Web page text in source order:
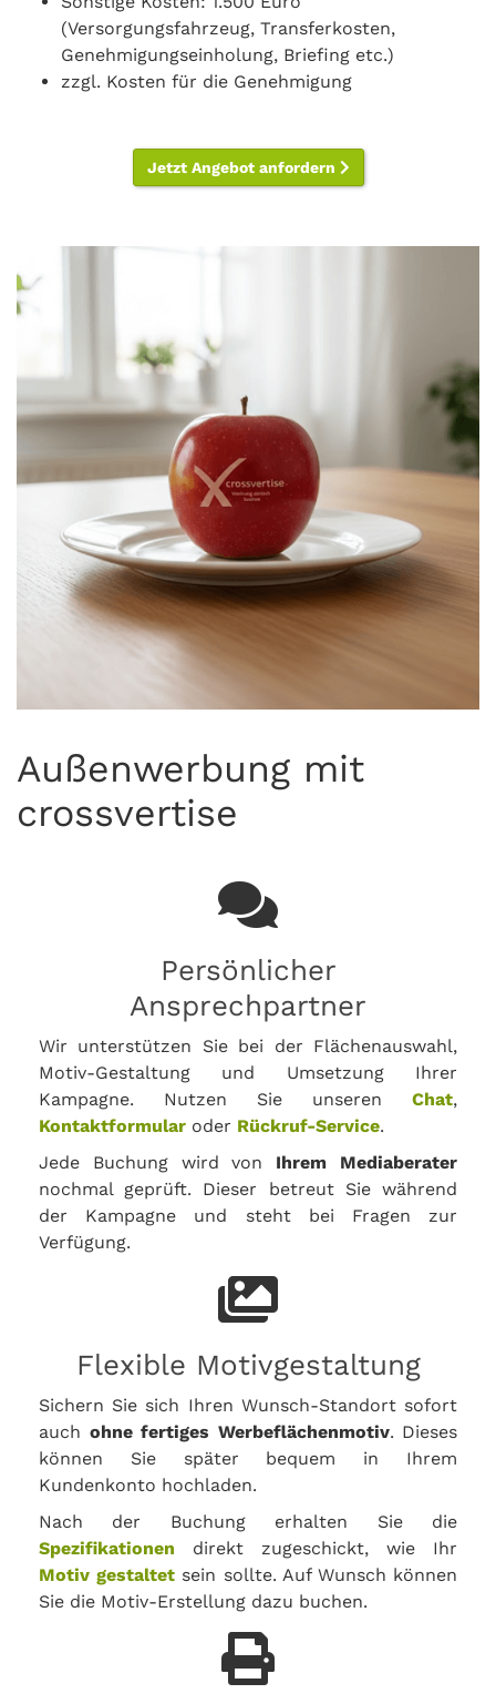
(Versorgungsfahrzeug, Transferkosten,
Genehmigungseinholung, Briefing etc.)
zzgl. Kosten für die Genehmigung
Jetzt Angebot anfordern
Außenwerbung mit
crossvertise
Persönlicher
Ansprechpartner
Wir unterstützen Sie bei der Flächenauswahl,
Motiv-Gestaltung und Umsetzung Ihrer
Kampagne. Nutzen Sie unseren Chat,
Kontaktformular oder Rückruf-Service.
Jede Buchung wird von Ihrem Mediaberater
nochmal geprüft. Dieser betreut Sie während
der Kampagne und steht bei Fragen zur
Verfügung.
Flexible Motivgestaltung
Sichern Sie sich Ihren Wunsch-Standort sofort
auch ohne fertiges Werbeflächenmotiv. Dieses
können Sie später bequem in Ihrem
Kundenkonto hochladen.
Nach der Buchung erhalten Sie die
Spezifikationen direkt zugeschickt, wie Ihr
Motiv gestaltet sein sollte. Auf Wunsch können
Sie die Motiv-Erstellung dazu buchen.